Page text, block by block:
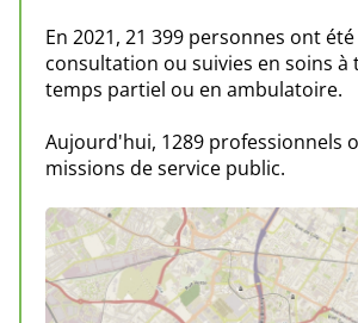
En 2021, 21 399 personnes ont
consultation ou suivies en soins à
temps partiel ou en ambulatoire.
Aujourd'hui, 1289 professionnels
missions de service public.